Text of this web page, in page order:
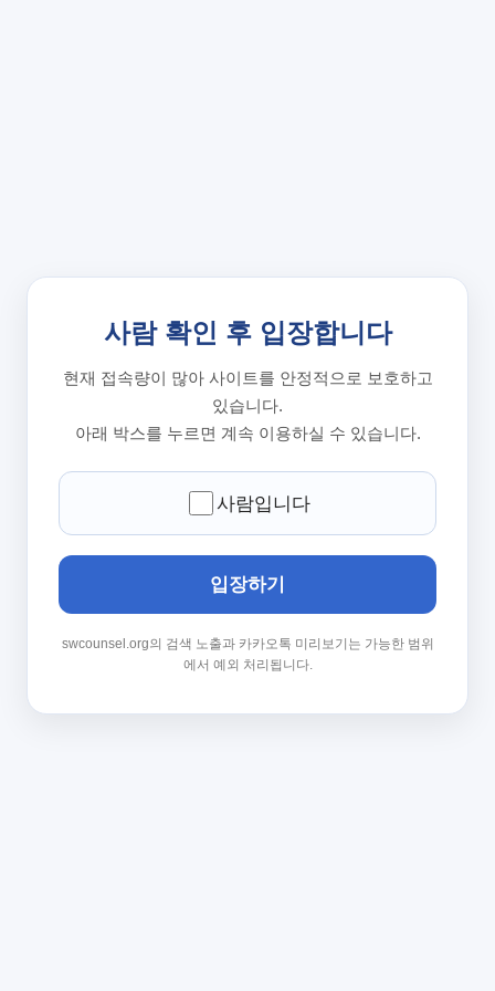
사람 확인 후 입장합니다
현재 접속량이 많아 사이트를 안정적으로 보호하고
있습니다.
아래 박스를 누르면 계속 이용하실 수 있습니다.
사람입니다
입장하기
swcounsel.org의 검색 노출과 카카오톡 미리보기는 가능한 범위
에서 예외 처리됩니다.